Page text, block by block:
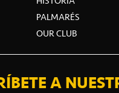
PALMARÉS
OUR CLUB
A